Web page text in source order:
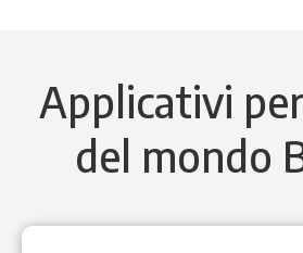
Applicativi
del mondo